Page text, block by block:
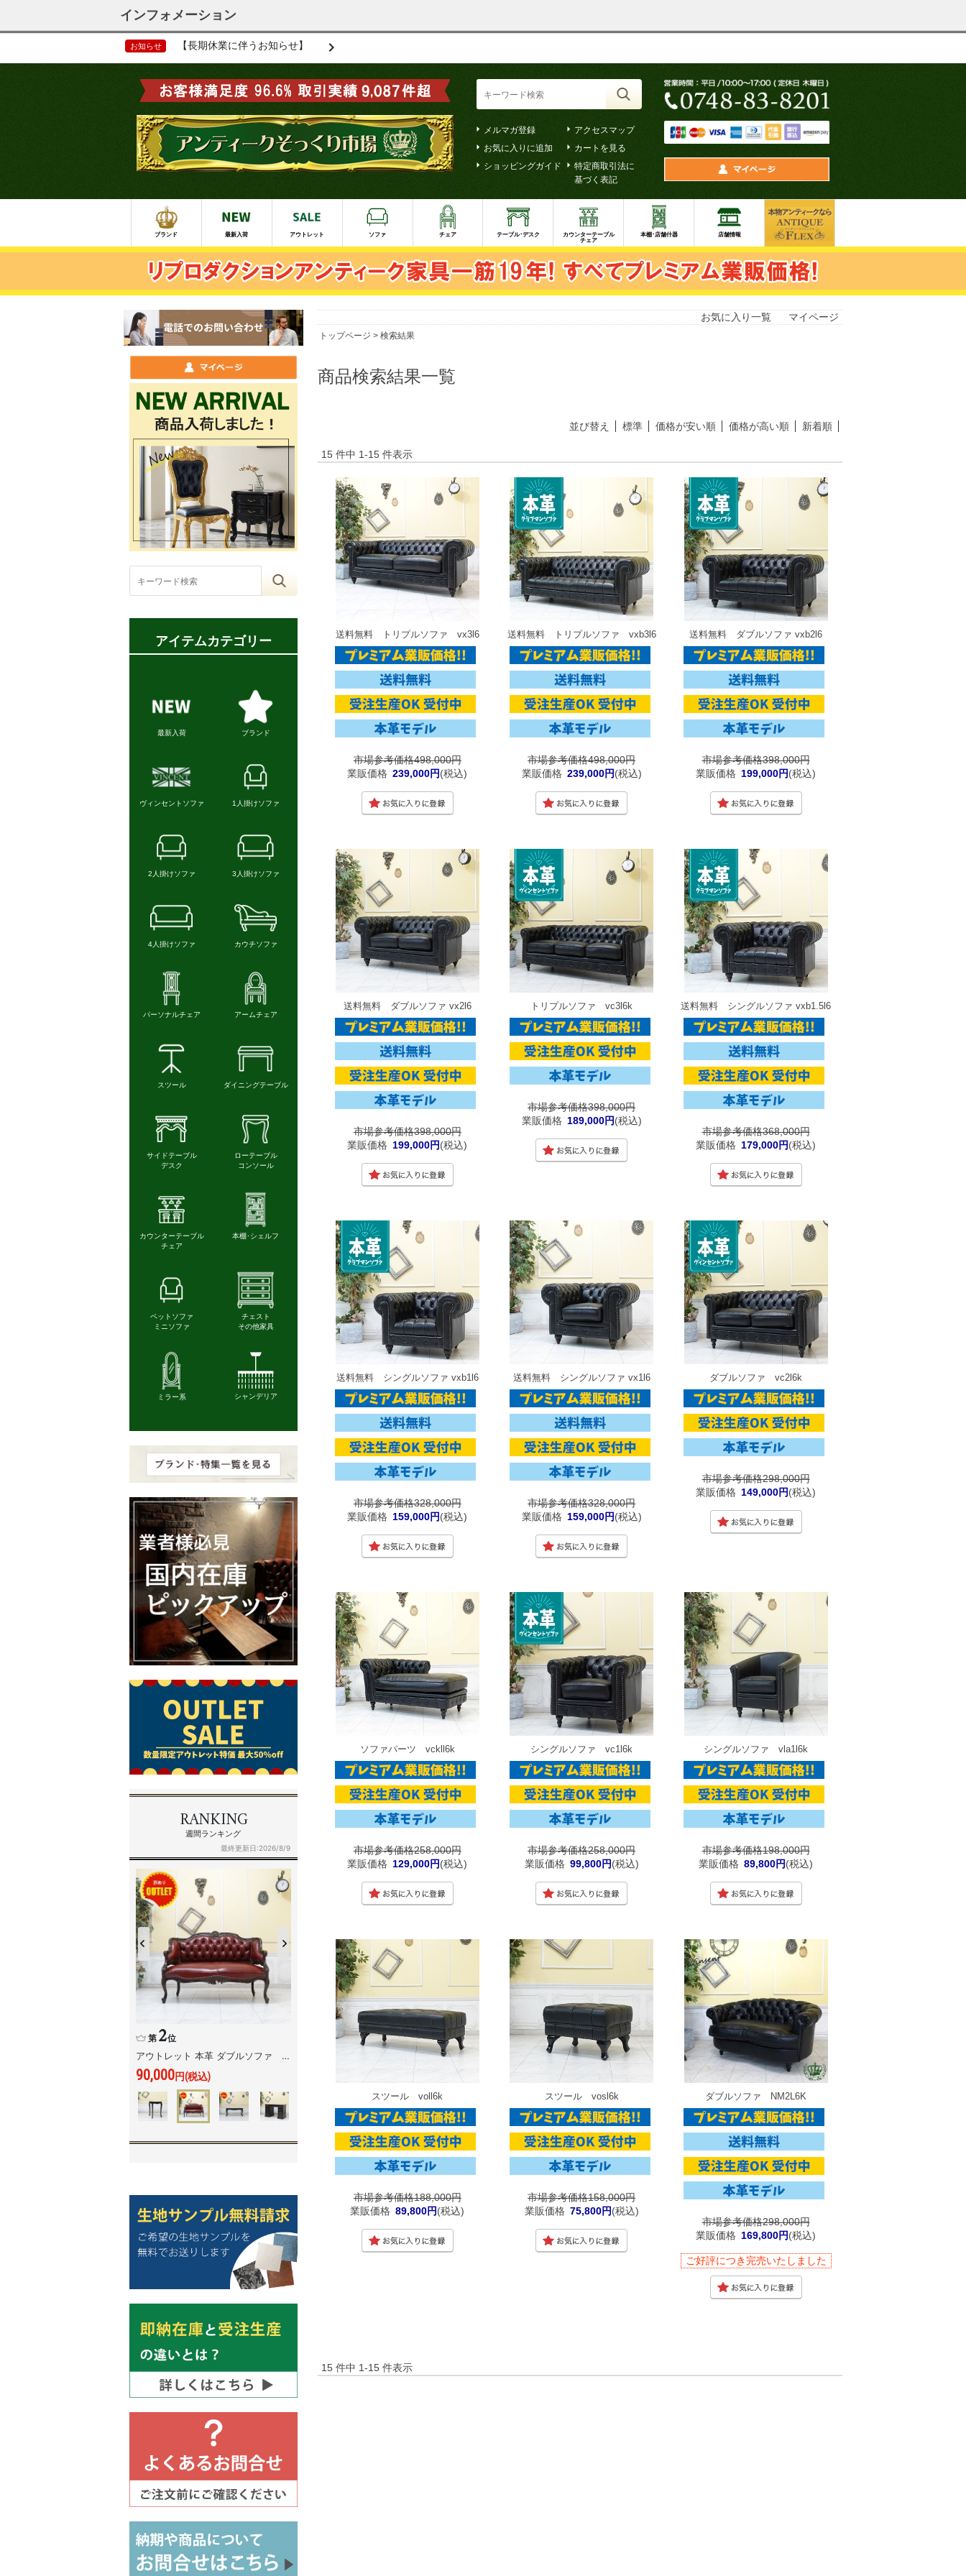
お気に入り一覧 マイページ
トップページ > 検索結果
商品検索結果一覧
並び替え 標準 価格が安い順 価格が高い順 新着順
15 件中 1-15 件表示
送料無料 トリプルソファ vx3l6
市場参考価格498,000円
業販価格 239,000円(税込)
送料無料 トリプルソファ vxb3l6
市場参考価格498,000円
業販価格 239,000円(税込)
送料無料 ダブルソファ vxb2l6
市場参考価格398,000円
業販価格 199,000円(税込)
送料無料 ダブルソファ vx2l6
市場参考価格398,000円
業販価格 199,000円(税込)
トリプルソファ vc3l6k
市場参考価格398,000円
業販価格 189,000円(税込)
送料無料 シングルソファ vxb1.5l6
市場参考価格368,000円
業販価格 179,000円(税込)
送料無料 シングルソファ vxb1l6
市場参考価格328,000円
業販価格 159,000円(税込)
送料無料 シングルソファ vx1l6
市場参考価格328,000円
業販価格 159,000円(税込)
ダブルソファ vc2l6k
市場参考価格298,000円
業販価格 149,000円(税込)
ソファパーツ vckll6k
市場参考価格258,000円
業販価格 129,000円(税込)
シングルソファ vc1l6k
市場参考価格258,000円
業販価格 99,800円(税込)
シングルソファ vla1l6k
市場参考価格198,000円
業販価格 89,800円(税込)
スツール voll6k
市場参考価格188,000円
業販価格 89,800円(税込)
スツール vosl6k
市場参考価格158,000円
業販価格 75,800円(税込)
ダブルソファ NM2L6K
市場参考価格298,000円
業販価格 169,800円(税込)
ご好評につき完売いたしました
15 件中 1-15 件表示